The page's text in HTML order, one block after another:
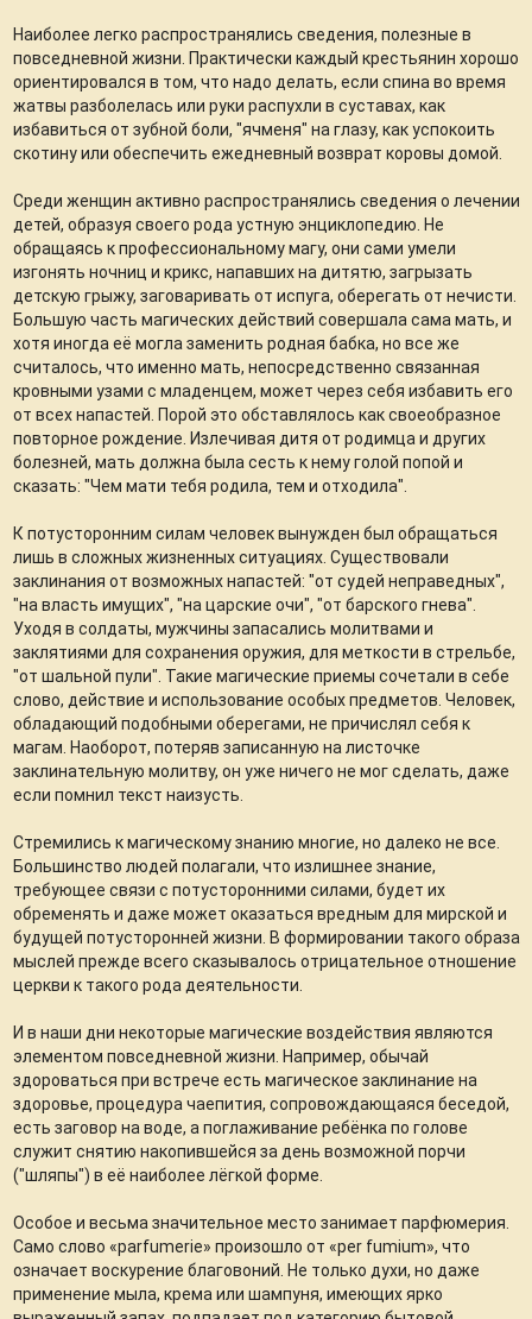
Наиболее легко распространялись сведения, полезные в
повседневной жизни. Практически каждый крестьянин хорошо
ориентировался в том, что надо делать, если спина во время
жатвы разболелась или руки распухли в суставах, как
избавиться от зубной боли, "ячменя" на глазу, как успокоить
скотину или обеспечить ежедневный возврат коровы домой.
Среди женщин активно распространялись сведения о лечении
детей, образуя своего рода устную энциклопедию. Не
обращаясь к профессиональному магу, они сами умели
изгонять ночниц и крикс, напавших на дитятю, загрызать
детскую грыжу, заговаривать от испуга, оберегать от нечисти.
Большую часть магических действий совершала сама мать, и
хотя иногда её могла заменить родная бабка, но все же
считалось, что именно мать, непосредственно связанная
кровными узами с младенцем, может через себя избавить его
от всех напастей. Порой это обставлялось как своеобразное
повторное рождение. Излечивая дитя от родимца и других
болезней, мать должна была сесть к нему голой попой и
сказать: "Чем мати тебя родила, тем и отходила".
К потусторонним силам человек вынужден был обращаться
лишь в сложных жизненных ситуациях. Существовали
заклинания от возможных напастей: "от судей неправедных",
"на власть имущих", "на царские очи", "от барского гнева".
Уходя в солдаты, мужчины запасались молитвами и
заклятиями для сохранения оружия, для меткости в стрельбе,
"от шальной пули". Такие магические приемы сочетали в себе
слово, действие и использование особых предметов. Человек,
обладающий подобными оберегами, не причислял себя к
магам. Наоборот, потеряв записанную на листочке
заклинательную молитву, он уже ничего не мог сделать, даже
если помнил текст наизусть.
Стремились к магическому знанию многие, но далеко не все.
Большинство людей полагали, что излишнее знание,
требующее связи с потусторонними силами, будет их
обременять и даже может оказаться вредным для мирской и
будущей потусторонней жизни. В формировании такого образа
мыслей прежде всего сказывалось отрицательное отношение
церкви к такого рода деятельности.
И в наши дни некоторые магические воздействия являются
элементом повседневной жизни. Например, обычай
здороваться при встрече есть магическое заклинание на
здоровье, процедура чаепития, сопровождающаяся беседой,
есть заговор на воде, а поглаживание ребёнка по голове
служит снятию накопившейся за день возможной порчи
("шляпы") в её наиболее лёгкой форме.
Особое и весьма значительное место занимает парфюмерия.
Само слово «parfumerie» произошло от «per fumium», что
означает воскурение благовоний. Не только духи, но даже
применение мыла, крема или шампуня, имеющих ярко